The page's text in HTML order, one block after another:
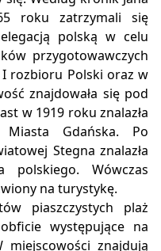
roku zatrzymali się
polską w celu
przygotowawczych
rozbioru Polski oraz w
znajdowała się pod
w 1919 roku znalazła
Gdańska. Po
Stegna znalazła
Wówczas
na turystykę.
piaszczystych plaż
występujące na
miejscowości znajdują